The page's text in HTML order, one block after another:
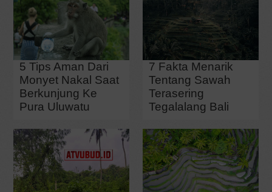
5 Tips Aman Dari
Monyet Nakal Saat
Berkunjung Ke
Pura Uluwatu
7 Fakta Menarik
Tentang Sawah
Terasering
Tegalalang Bali